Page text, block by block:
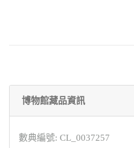
博物館藏品資訊
數典編號: CL_0037257